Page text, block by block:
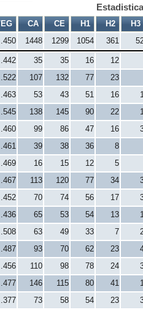
CA CE H1 H2 H3
.450 1448 1299 1054 361
.442 35 35 16 12
.522 107 132 77 23
.463 53 43 51 16
.545 138 145 90 22
.460 99 86 47 16
.461 39 38 36 8
.469 16 15 12 5
.467 113 120 77 34
.452 70 74 56 17
.436 65 53 54 13
.508 63 49 33 7
.487 93 70 62 23
.456 110 98 78 24
.477 146 115 80 41
.377 73 58 54 23